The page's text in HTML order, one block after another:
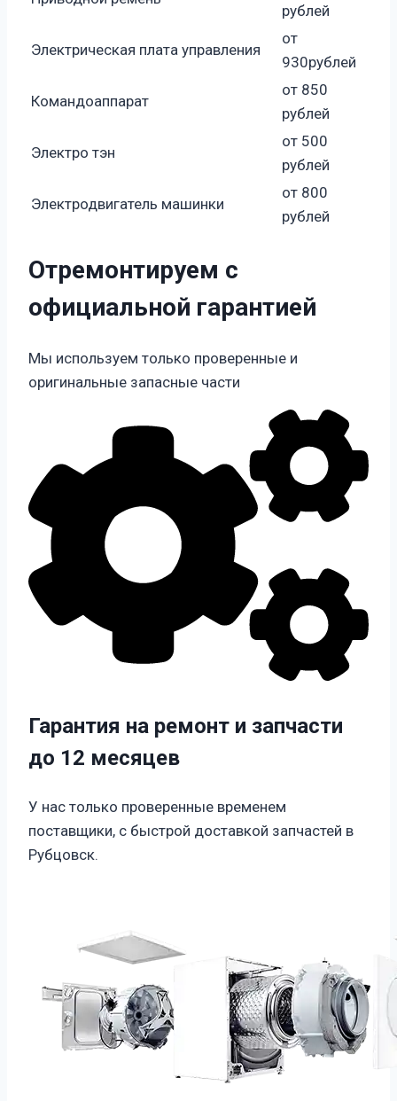
рублей
Электрическая плата управления
от
930рублей
Командоаппарат
от 850
рублей
Электро тэн
от 500
рублей
Электродвигатель машинки
от 800
рублей
Отремонтируем с
официальной гарантией
Мы используем только проверенные и
оригинальные запасные части
Гарантия на ремонт и запчасти
до 12 месяцев
У нас только проверенные временем
поставщики, с быстрой доставкой запчастей в
Рубцовск.